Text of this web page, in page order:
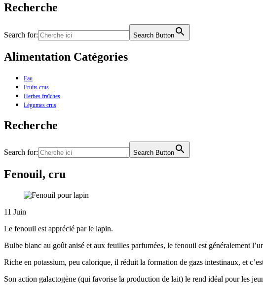
Recherche
Search for: Search Button
Alimentation Catégories
Eau
Fruits crus
Herbes fraîches
Légumes crus
Recherche
Search for: Search Button
Fenouil, cru
11 Juin
Le fenouil est apprécié par le lapin.
Bulbe blanc au goût anisé et aux feuilles parfumées, le fenouil est généralement
Riche en potassium, peu calorique, il réduit la formation de gazs intestinaux, et
Son action galactogène (qui favorise la production de lait) le rend idéal pour les